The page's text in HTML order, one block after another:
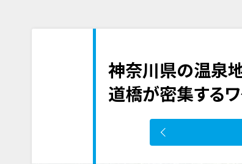
神奈川県の温泉
道橋が密集するワ